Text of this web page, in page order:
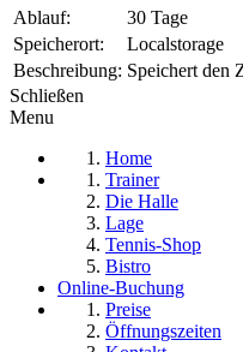
Ablauf:
30 Tage
Speicherort:
Localstorage
Beschreibung: Speichert den
Schließen
Menu
Home
Trainer
Die Halle
Lage
Tennis-Shop
Bistro
Online-Buchung
Preise
Öffnungszeiten